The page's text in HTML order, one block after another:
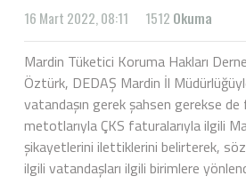
16 Mart 2022, 08:11 1512 Okuma
Mardin Tüketici Koruma Hakları
Öztürk, DEDAŞ Mardin İl
vatandaşın gerek şahsen gerekse de
metotlarıyla ÇKS faturalarıyla ilgili
şikayetlerini ilettiklerini belirterek,
ilgili vatandaşları ilgili birimlere